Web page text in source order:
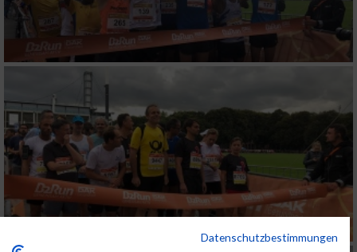
Datenschutzbestimmungen